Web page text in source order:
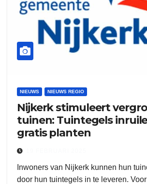
NIEUWS NIEUWS REGIO
Nijkerk stimuleert
tuinen: Tuintegels
gratis planten
Inwoners van Nijkerk kunnen hun
door hun tuintegels in te leveren.